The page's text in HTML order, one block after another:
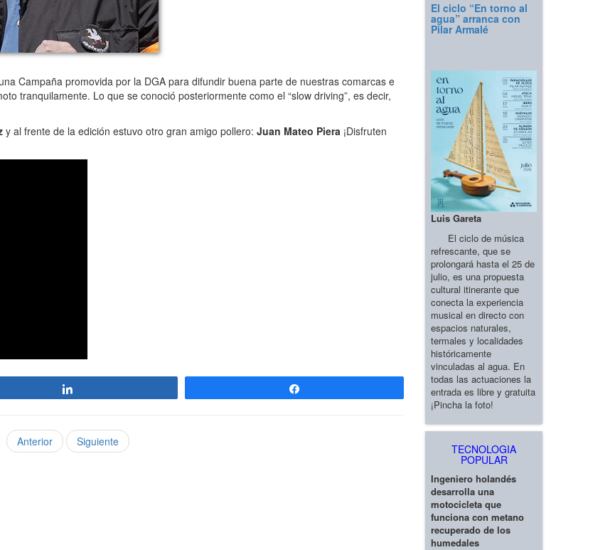
Campaña promovida por la DGA para difundir buena parte de nuestras comarcas e
tranquilamente. Lo que se conoció posteriormente como el “slow driving”, es decir,
y al frente de la edición estuvo otro gran amigo pollero: Juan Mateo Piera ¡Disfruten
Anterior Siguiente
El ciclo “En torno al
agua” arranca con
Pilar Armalé
Luis Gareta
El ciclo de música
refrescante, que se
prolongará hasta el 25 de
julio, es una propuesta
cultural itinerante que
conecta la experiencia
musical en directo con
espacios naturales,
termales y localidades
históricamente
vinculadas al agua. En
todas las actuaciones la
entrada es libre y gratuita
¡Pincha la foto!
TECNOLOGIA
POPULAR
Ingeniero holandés
desarrolla una
motocicleta que
funciona con metano
recuperado de los
humedales